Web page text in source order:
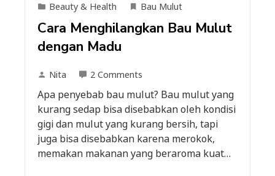
Beauty & Health Bau Mulut
Cara Menghilangkan Bau Mulut
dengan Madu
Nita 2 Comments
Apa penyebab bau mulut? Bau mulut yang
kurang sedap bisa disebabkan oleh kondisi
gigi dan mulut yang kurang bersih, tapi
juga bisa disebabkan karena merokok,
memakan makanan yang beraroma kuat…